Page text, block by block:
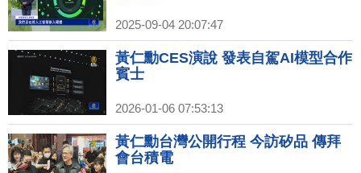
2025-09-04 20:07:47
黃仁勳CES演說 發表自駕AI模型合作
賓士
2026-01-06 07:53:13
黃仁勳台灣公開行程 今訪矽品 傳拜
會台積電